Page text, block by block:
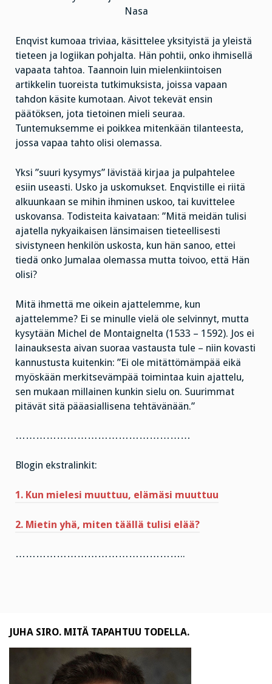
Nasa
Enqvist kumoaa triviaa, käsittelee yksityistä ja yleistä
tieteen ja logiikan pohjalta. Hän pohtii, onko ihmisellä
vapaata tahtoa. Taannoin luin mielenkiintoisen
artikkelin tuoreista tutkimuksista, joissa vapaan
tahdon käsite kumotaan. Aivot tekevät ensin
päätöksen, jota tietoinen mieli seuraa.
Tuntemuksemme ei poikkea mitenkään tilanteesta,
jossa vapaa tahto olisi olemassa.
Yksi ”suuri kysymys” lävistää kirjaa ja pulpahtelee
esiin useasti. Usko ja uskomukset. Enqvistille ei riitä
alkuunkaan se mihin ihminen uskoo, tai kuvittelee
uskovansa. Todisteita kaivataan: ”Mitä meidän tulisi
ajatella nykyaikaisen länsimaisen tieteellisesti
sivistyneen henkilön uskosta, kun hän sanoo, ettei
tiedä onko Jumalaa olemassa mutta toivoo, että Hän
olisi?
Mitä ihmettä me oikein ajattelemme, kun
ajattelemme? Ei se minulle vielä ole selvinnyt, mutta
kysytään Michel de Montaignelta (1533 – 1592). Jos ei
lainauksesta aivan suoraa vastausta tule – niin kovasti
kannustusta kuitenkin: ”Ei ole mitättömämpää eikä
myöskään merkitsevämpää toimintaa kuin ajattelu,
sen mukaan millainen kunkin sielu on. Suurimmat
pitävät sitä pääasiallisena tehtävänään.”
……………………………………………
Blogin ekstralinkit:
1. Kun mielesi muuttuu, elämäsi muuttuu
2. Mietin yhä, miten täällä tulisi elää?
…………………………………………..
JUHA SIRO. MITÄ TAPAHTUU TODELLA.